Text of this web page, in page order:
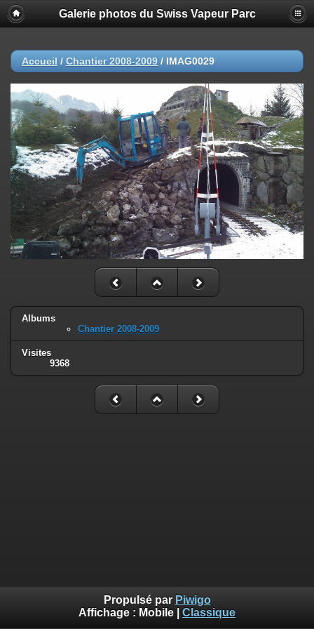
Galerie photos du Swiss Vapeur Parc
Accueil / Chantier 2008-2009 / IMAG0029
Albums
Chantier 2008-2009
Visites
9368
Propulsé par Piwigo
Affichage : Mobile Classique